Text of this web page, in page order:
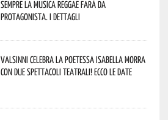
sempre la musica reggae farà da
protagonista. I dettagli
Valsinni celebra la poetessa Isabella Morra
con due spettacoli teatrali! Ecco le date